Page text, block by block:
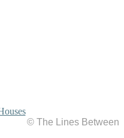
© The Lines Between